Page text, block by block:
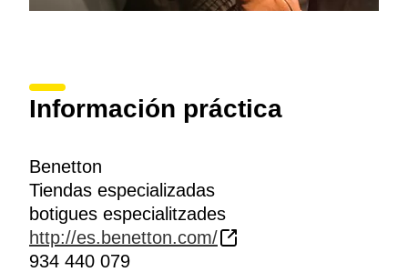
Información práctica
Benetton
Tiendas especializadas
botigues especialitzades
http://es.benetton.com/
934 440 079